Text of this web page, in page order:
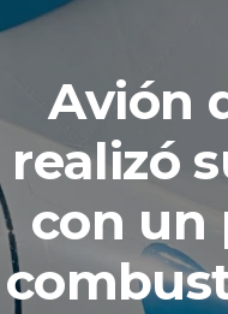
Avión
realizó
con un